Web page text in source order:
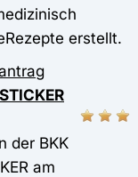
erstellt.
der BKK
am